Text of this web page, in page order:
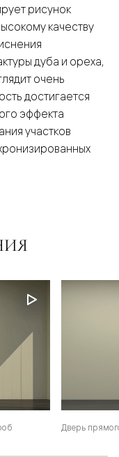
рисунок
качеству
дуба и ореха,
очень
достигается
эффекта
участков
Дверь